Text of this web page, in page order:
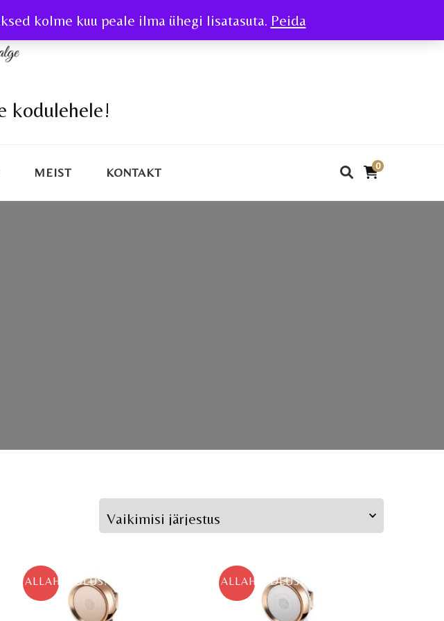
kolme kuu peale ilma ühegi lisatasuta. Peida
kodulehele!
MEIST KONTAKT
0
ALLAHINDLUS! ALLAHINDLUS!